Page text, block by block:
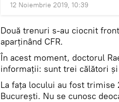
12 Noiembrie 2019, 10:39
Două trenuri s-au ciocnit
aparținând CFR.
În acest moment, doctorul
informații: sunt trei călători
La fața locului au fost trimise
București. Nu se cunosc